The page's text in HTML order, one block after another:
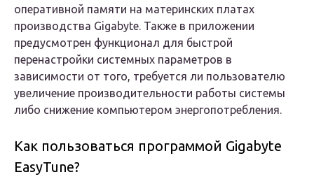
оперативной памяти на материнских платах
производства Gigabyte. Также в приложении
предусмотрен функционал для быстрой
перенастройки системных параметров в
зависимости от того, требуется ли пользователю
увеличение производительности работы системы
либо снижение компьютером энергопотребления.
Как пользоваться программой Gigabyte
EasyTune?